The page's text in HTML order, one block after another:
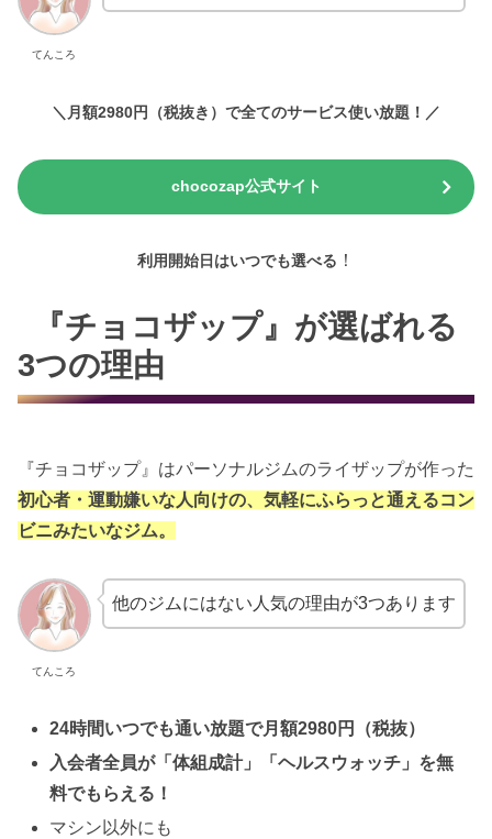
てんころ
＼月額2980円（税抜き）で全てのサービス使い放題！／
chocozap公式サイト
利用開始日はいつでも選べる ！
『チョコザップ』が選ばれる
3つの理由
『チョコザップ』はパーソナルジムのライザップが作った
初心者・運動嫌いな人向けの、気軽にふらっと通えるコン
ビニみたいなジム。
てんころ
他のジムにはない人気の理由が3つあります
24時間いつでも通い放題で月額2980円（税抜）
入会者全員が「体組成計」「ヘルスウォッチ」を無
料でもらえる！
マシン以外にも